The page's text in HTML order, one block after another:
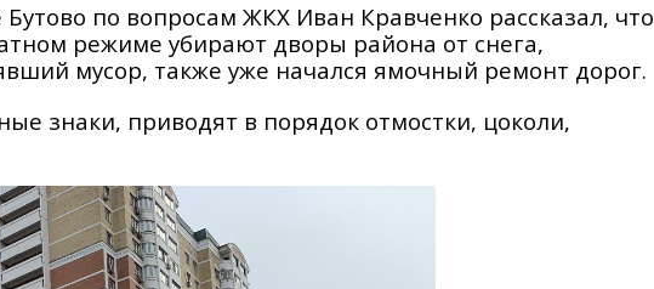
по вопросам ЖКХ Иван Кравченко рассказал, что
режиме убирают дворы района от снега,
мусор, также уже начался ямочный ремонт дорог.
знаки, приводят в порядок отмостки, цоколи,